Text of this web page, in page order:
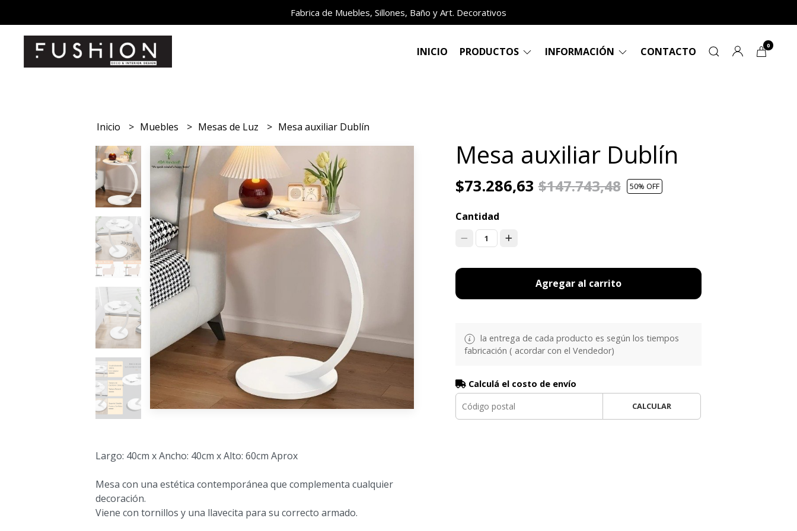
Fabrica de Muebles, Sillones, Baño y Art. Decorativos
INICIO PRODUCTOS INFORMACIÓN CONTACTO 0
Inicio Muebles Mesas de Luz Mesa auxiliar Dublín
Largo: 40cm x Ancho: 40cm x Alto: 60cm Aprox
Mesa con una estética contemporánea que complementa cualquier
decoración.
Viene con tornillos y una llavecita para su correcto armado.
Mesa auxiliar Dublín
$73.286,63$147.743,48 50% OFF
Cantidad
1
Agregar al carrito
la entrega de cada producto es según los tiempos
fabricación ( acordar con el Vendedor)
Calculá el costo de envío
CALCULAR